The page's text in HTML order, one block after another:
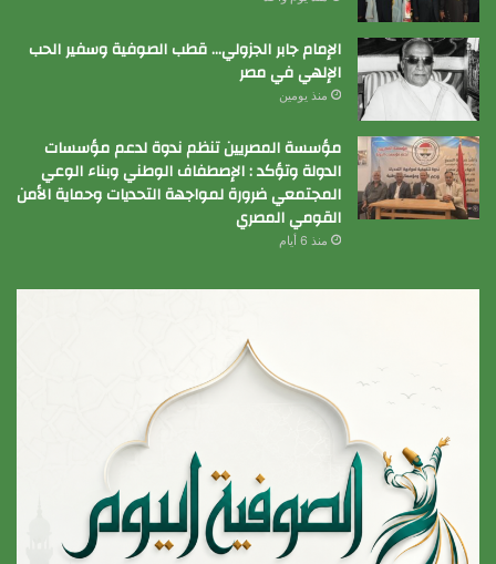
الإمام جابر الجزولي… قطب الصوفية وسفير الحب
الإلهي في مصر
منذ يومين
مؤسسة المصريين تنظم ندوة لدعم مؤسسات
الدولة وتؤكد : الإصطفاف الوطني وبناء الوعي
المجتمعي ضرورة لمواجهة التحديات وحماية الأمن
القومي المصري
منذ 6 أيام